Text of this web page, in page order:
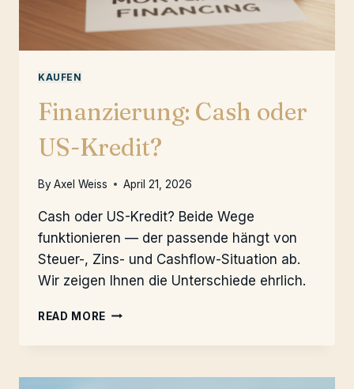
KAUFEN
Finanzierung: Cash oder
US-Kredit?
ByAxel Weiss April 21, 2026
Cash oder US-Kredit? Beide Wege
funktionieren — der passende hängt von
Steuer-, Zins- und Cashflow-Situation ab.
Wir zeigen Ihnen die Unterschiede ehrlich.
READ MORE FINANZIERUNG:
KREDIT?